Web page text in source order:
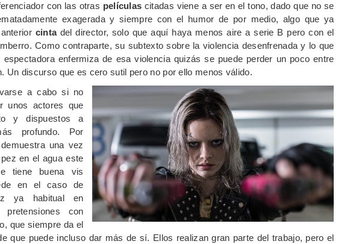
con las otras películas citadas viene a ser en el tono, dado que no se
exagerada y siempre con el humor de por medio, algo que ya
cintadel director, solo que aquí haya menos aire a serie B pero con el
Como contraparte, su subtexto sobre la violencia desenfrenada y lo que
enfermiza de esa violencia quizás se puede perder un poco entre
Un discurso que es cero sutil pero no por ello menos válido.
a cabo si no
unos actores que
y dispuestos a
profundo. Por
demuestra una vez
en el agua este
tiene buena vis
en el caso de
ya habitual en
con
que siempre da el
que puede incluso dar más de sí. Ellos realizan gran parte del trabajo, pero el